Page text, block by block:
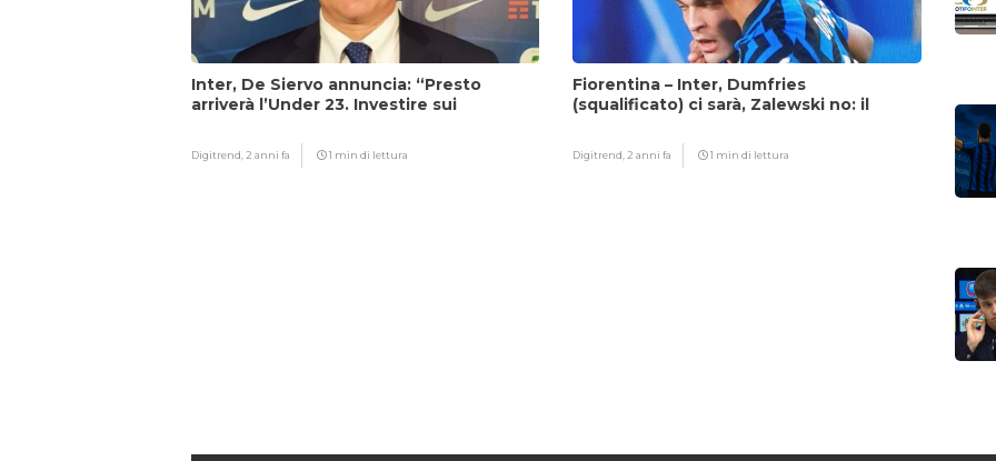
Inter, De Siervo annuncia: “Presto
arriverà l’Under 23. Investire sui
Digitrend,2 anni fa 1 min di lettura
Fiorentina – Inter, Dumfries
(squalificato) ci sarà, Zalewski no: il
Digitrend,2 anni fa 1 min di lettura